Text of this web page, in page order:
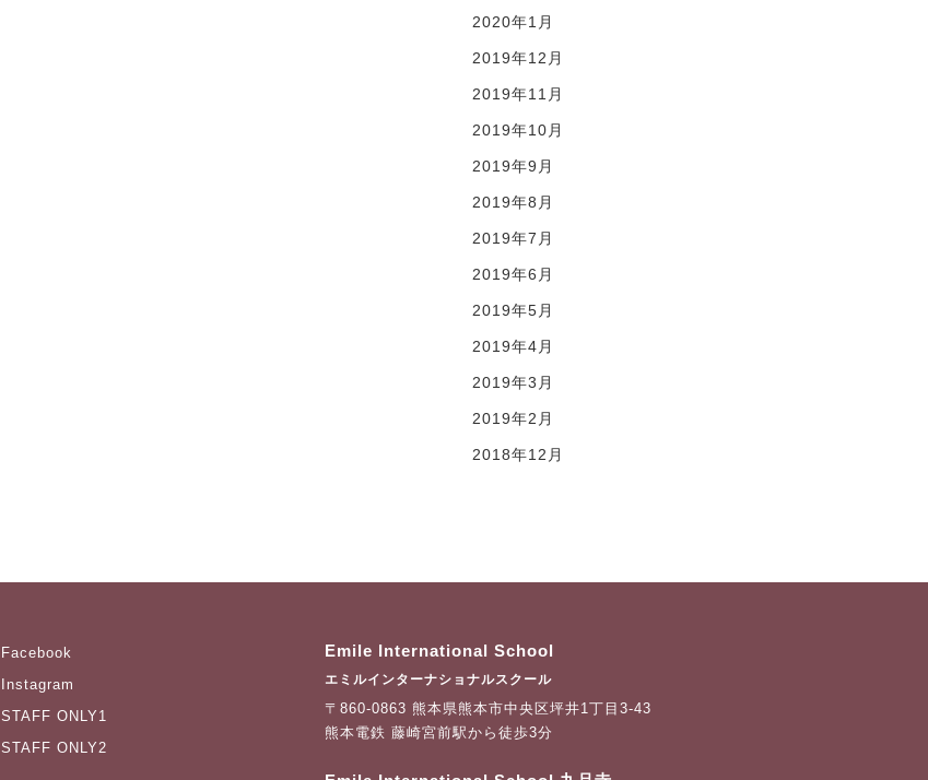
2020年1月
2019年12月
2019年11月
2019年10月
2019年9月
2019年8月
2019年7月
2019年6月
2019年5月
2019年4月
2019年3月
2019年2月
2018年12月
Facebook
Instagram
STAFF ONLY1
STAFF ONLY2
Emile International School
エミルインターナショナルスクール
〒860-0863 熊本県熊本市中央区坪井1丁目3-43
熊本電鉄 藤崎宮前駅から徒歩3分